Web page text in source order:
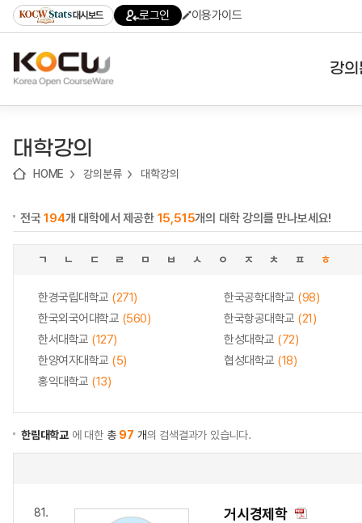
기
기
기
content)
가
대시보드 로그인 이용가이드
강
대학강의
HOME 강의분류 대학강의
전국194개 대학에서 제공한 15,515개의 대학 강의를 만나보세요!
ㄱ ㄴ ㄷ ㄹ ㅁ ㅂ ㅅ ㅇ ㅈ ㅊ ㅍ ㅎ
한경국립대학교 (271) 한국공학대학교 (98)
한국외국어대학교 (560) 한국항공대학교 (21)
한서대학교 (127) 한성대학교 (72)
한양여자대학교 (5) 협성대학교 (18)
홍익대학교 (13)
한림대학교 에 대한 총 97 개의 검색결과가 있습니다.
81. 거시경제학